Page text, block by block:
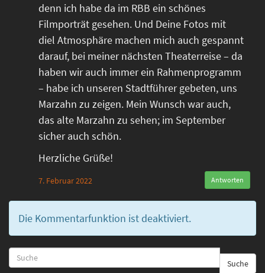
denn ich habe da im RBB ein schönes
Filmporträt gesehen. Und Deine Fotos mit
diel Atmosphäre machen mich auch gespannt
darauf, bei meiner nächsten Theaterreise – da
haben wir auch immer ein Rahmenprogramm
– habe ich unseren Stadtführer gebeten, uns
Marzahn zu zeigen. Mein Wunsch war auch,
das alte Marzahn zu sehen; im September
sicher auch schön.
Herzliche Grüße!
7. Februar 2022 Antworten
Die Kommentarfunktion ist deaktiviert.
Suche